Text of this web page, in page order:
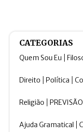
CATEGORIAS
Quem Sou Eu
Direito Política
Religião
Ajuda Gramatical